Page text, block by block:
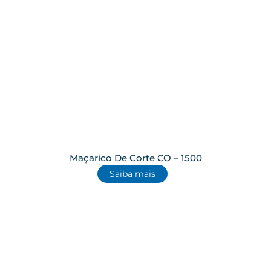
Maçarico De Corte CO – 1500
Saiba mais